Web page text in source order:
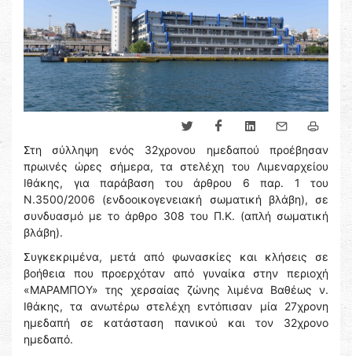
Στη σύλληψη ενός 32χρονου ημεδαπού προέβησαν
πρωινές ώρες σήμερα, τα στελέχη του Λιμεναρχείου
Ιθάκης, για παράβαση του άρθρου 6 παρ. 1 του
Ν.3500/2006 (ενδοοικογενειακή σωματική βλάβη), σε
συνδυασμό με το άρθρο 308 του Π.Κ. (απλή σωματική
βλάβη).
Συγκεκριμένα, μετά από φωνασκίες και κλήσεις σε
βοήθεια που προερχόταν από γυναίκα στην περιοχή
«ΜΑΡΑΜΠΟΥ» της χερσαίας ζώνης λιμένα Βαθέως ν.
Ιθάκης, τα ανωτέρω στελέχη εντόπισαν μία 27χρονη
ημεδαπή σε κατάσταση πανικού και τον 32χρονο
ημεδαπό.